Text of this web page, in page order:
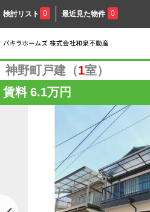
検討リスト 0 最近見た物件 0
神野町戸建（1室）
賃料 6.1万円